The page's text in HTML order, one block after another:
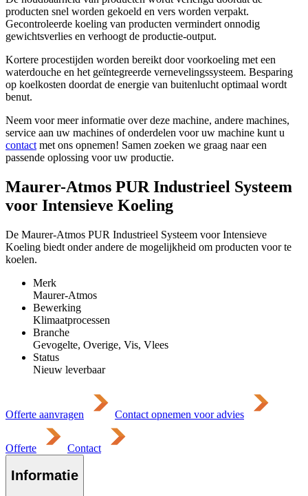
producten snel worden gekoeld en vers worden verpakt.
Gecontroleerde koeling van producten vermindert onnodig
gewichtsverlies en verhoogt de productie-output.
Kortere procestijden worden bereikt door voorkoeling met een
waterdouche en het geïntegreerde vernevelingssysteem. Besparing
op koelkosten doordat de energie van buitenlucht optimaal wordt
benut.
Neem voor meer informatie over deze machine, andere machines,
service aan uw machines of onderdelen voor uw machine kunt u
contact met ons opnemen! Samen zoeken we graag naar een
passende oplossing voor uw productie.
Maurer-Atmos PUR Industrieel Systeem
voor Intensieve Koeling
De Maurer-Atmos PUR Industrieel Systeem voor Intensieve
Koeling biedt onder andere de mogelijkheid om producten voor te
koelen.
Merk
Maurer-Atmos
Bewerking
Klimaatprocessen
Branche
Gevogelte, Overige, Vis, Vlees
Status
Nieuw leverbaar
Offerte aanvragen Contact opnemen voor advies
Offerte Contact
Informatie